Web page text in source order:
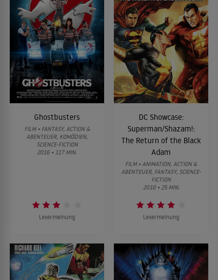
Ghostbusters
FILM • FANTASY, ACTION &
ABENTEUER, KOMÖDIEN,
SCIENCE-FICTION
2016 • 117 MIN.
Lesermeinung
DC Showcase:
Superman/Shazam!:
The Return of the Black
Adam
FILM • ANIMATION, ACTION &
ABENTEUER, FANTASY, SCIENCE-
FICTION
2010 • 25 MIN.
Lesermeinung